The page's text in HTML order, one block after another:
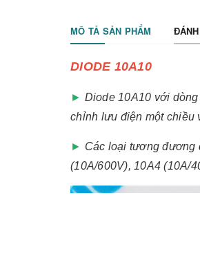
MÔ TẢ SẢN PHẨM
DIODE 10A10
► Diode 10A10 với
chỉnh lưu điện một chiều
► Các loại tương đương
(10A/600V), 10A4 (10A/